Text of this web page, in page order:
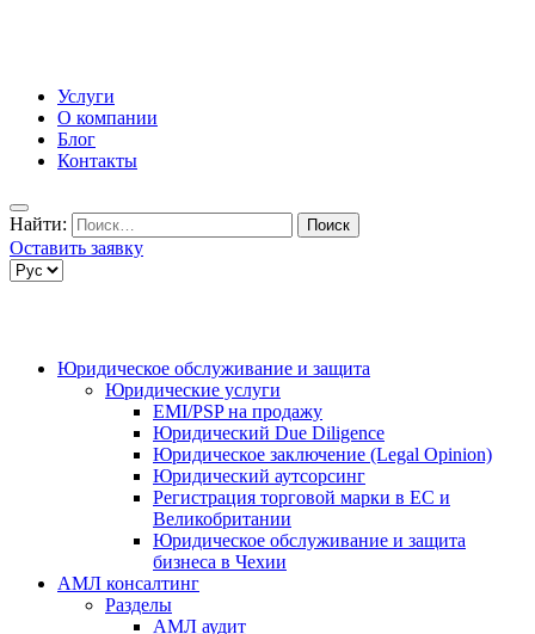
Услуги
О компании
Блог
Контакты
Найти:
Оставить заявку
Юридическое обслуживание и защита
Юридические услуги
EMI/PSP на продажу
Юридический Due Diligence
Юридическое заключение (Legal Opinion)
Юридический аутсорсинг
Регистрация торговой марки в ЕС и
Великобритании
Юридическое обслуживание и защита
бизнеса в Чехии
АМЛ консалтинг
Разделы
АМЛ аудит